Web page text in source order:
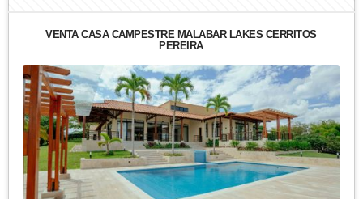
VENTA CASA CAMPESTRE MALABAR LAKES CERRITOS
PEREIRA